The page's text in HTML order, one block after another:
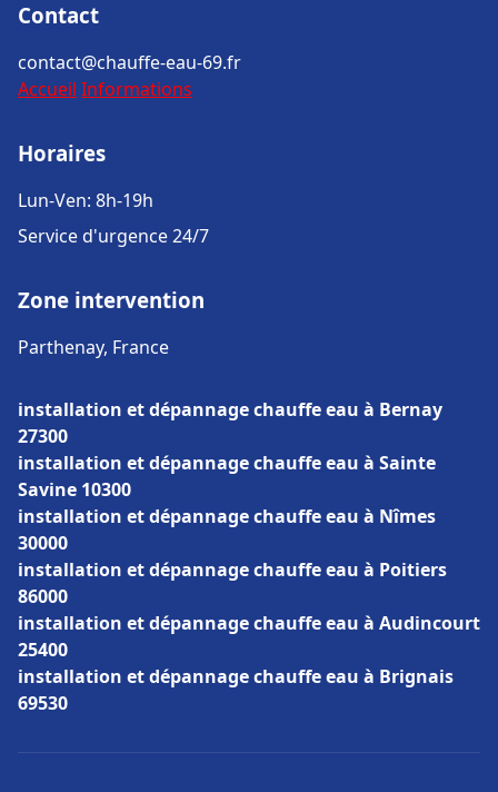
Contact
contact@chauffe-eau-69.fr
Accueil Informations
Horaires
Lun-Ven: 8h-19h
Service d'urgence 24/7
Zone intervention
Parthenay, France
installation et dépannage chauffe eau à Bernay
27300
installation et dépannage chauffe eau à Sainte
Savine 10300
installation et dépannage chauffe eau à Nîmes
30000
installation et dépannage chauffe eau à Poitiers
86000
installation et dépannage chauffe eau à Audincourt
25400
installation et dépannage chauffe eau à Brignais
69530